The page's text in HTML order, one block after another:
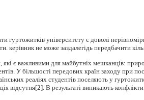
гуртожитків університету є доволі
керівник не може заздалегідь передбачити
є важливими для майбутніх мешканців:
У більшості передових країн заходу при
реаліях студентів поселяють у
відсутня[2]. В результаті виникають